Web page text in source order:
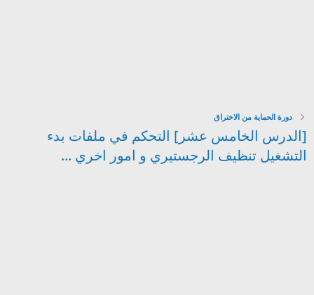
دورة الحماية من الاختراق
[الدرس الخامس عشر] التحكم في ملفات بدء
التشغيل تنظيف الرجستيري و امور اخري ...